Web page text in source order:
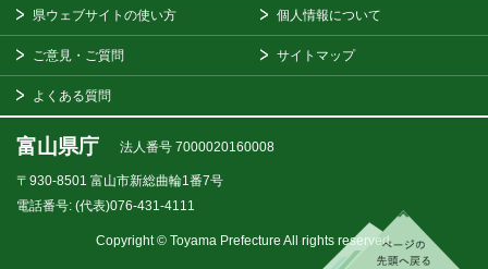
県ウェブサイトの使い方 個人情報について
ご意見・ご質問 サイトマップ
よくある質問
富山県庁 法人番号 7000020160008
〒930-8501 富山市新総曲輪1番7号
電話番号: (代表)076-431-4111
Copyright © Toyama Prefecture All rights reserved.